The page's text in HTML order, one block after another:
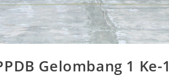
Gelombang 1 Ke-1